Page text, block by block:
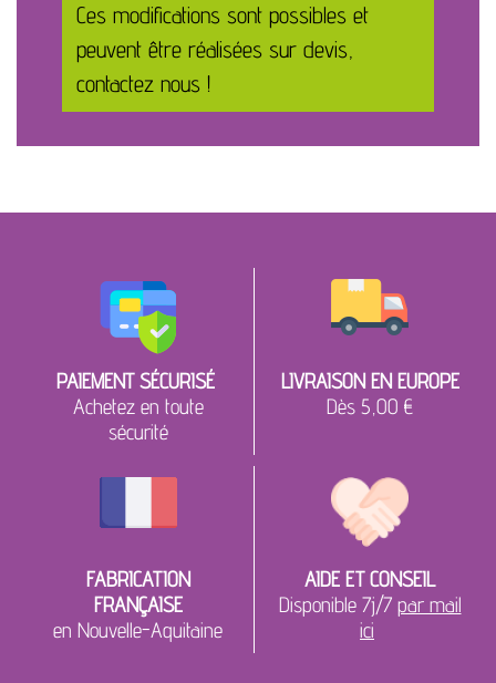
Ces modifications sont possibles et
peuvent être réalisées sur devis,
contactez nous !
PAIEMENT SÉCURISÉ
Achetez en toute
sécurité
LIVRAISON EN EUROPE
Dès 5,00 €
FABRICATION
FRANÇAISE
en Nouvelle-Aquitaine
AIDE ET CONSEIL
Disponible 7j/7 par mail
ici